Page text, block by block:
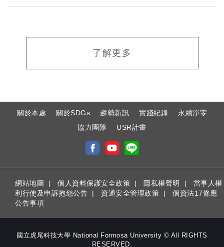
了解更多
關於本處 關於SDGs 趨勢新訊 實踐紀錄
永續淨零
協力團隊
USR計畫
網站地圖 | 個人資料保護安全政策 | 隱私權聲明 | 當事人權
利行使及申訴抱怨公告 | 資通安全管理政策 | 個資法17條應
公告事項
國立虎尾科技大學 National Formosa University © All RIGHTS
RESERVED.